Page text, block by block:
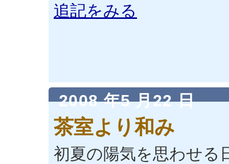
追記をみる
2008 年5 月22 日
茶室より和み
初夏の陽気を思わせる